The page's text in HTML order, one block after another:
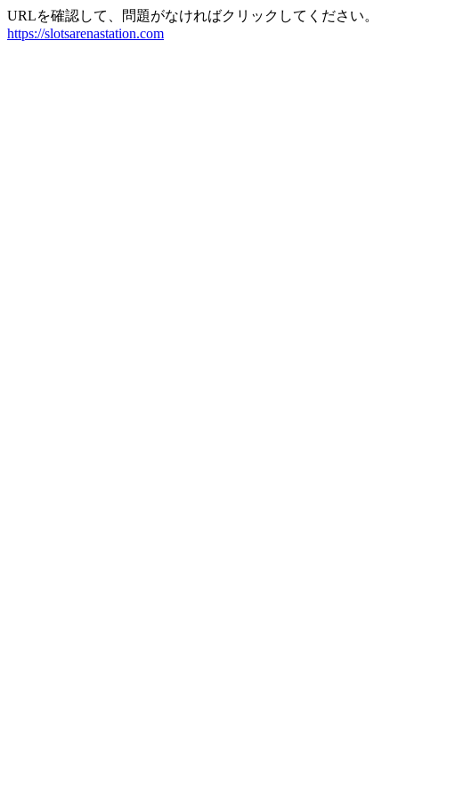
URLを確認して、問題がなければクリックしてください。
https://slotsarenastation.com